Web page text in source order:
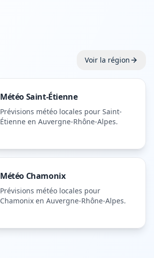
Voir la région
MétéoSaint-Étienne
Prévisions météo locales pour Saint-
Étienne en Auvergne-Rhône-Alpes.
Météo Chamonix
Prévisions météo locales pour
Chamonix en Auvergne-Rhône-Alpes.